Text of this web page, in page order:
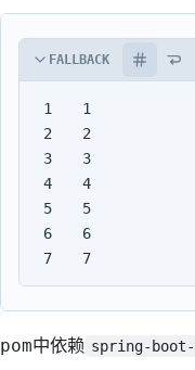
FALLBACK
1
2
3
4
5
6
7
3
4
5
6
7
pom中依赖 spring-